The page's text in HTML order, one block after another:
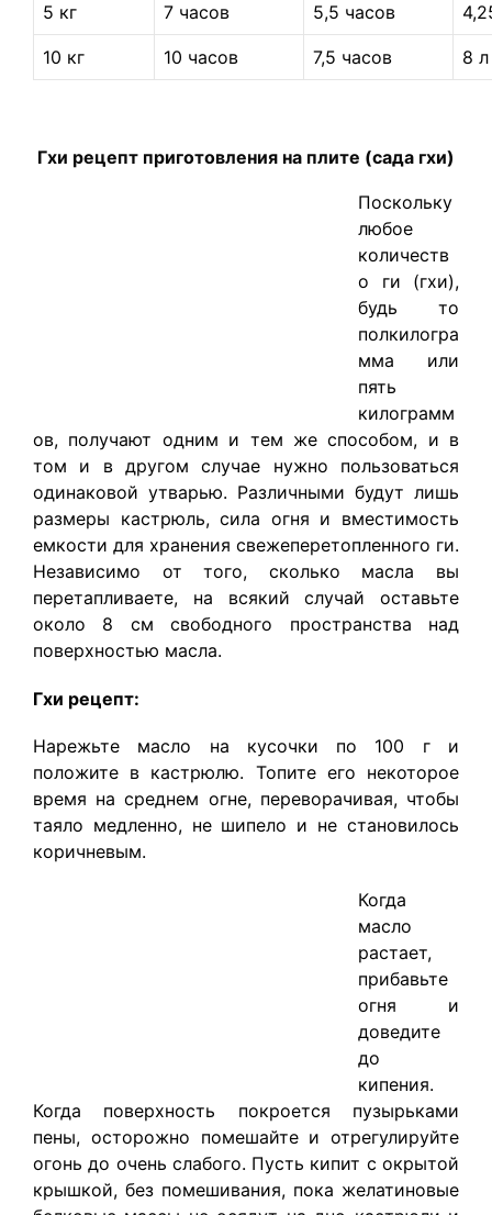
5 кг 7 часов 5,5 часов
10 кг 10 часов 7,5 часов 8 л
Гхи рецепт приготовления на плите (сада гхи)
Поскольку
любое
количеств
о ги (гхи),
будь то
полкилогра
мма или
пять
килограмм
ов, получают одним и тем же способом, и в
том и в другом случае нужно пользоваться
одинаковой утварью. Различными будут лишь
размеры кастрюль, сила огня и вместимость
емкости для хранения свежеперетопленного ги.
Независимо от того, сколько масла вы
перетапливаете, на всякий случай оставьте
около 8 см свободного пространства над
поверхностью масла.
Гхи рецепт:
Нарежьте масло на кусочки по 100 г и
положите в кастрюлю. Топите его некоторое
время на среднем огне, переворачивая, чтобы
таяло медленно, не шипело и не становилось
коричневым.
Когда
масло
растает,
прибавьте
огня и
доведите
до
кипения.
Когда поверхность покроется пузырьками
пены, осторожно помешайте и отрегулируйте
огонь до очень слабого. Пусть кипит с окрытой
крышкой, без помешивания, пока желатиновые